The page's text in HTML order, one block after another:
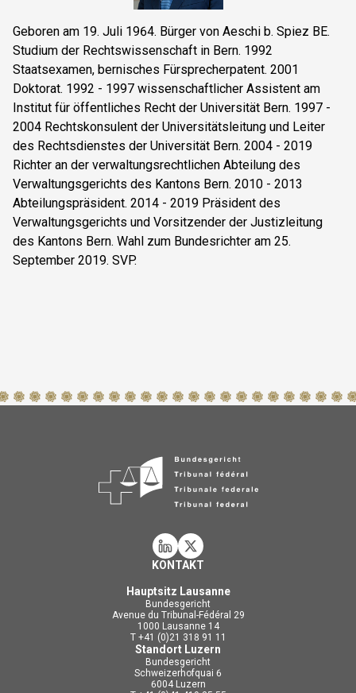
Geboren am 19. Juli 1964. Bürger von Aeschi b. Spiez BE.
Studium der Rechtswissenschaft in Bern. 1992
Staatsexamen, bernisches Fürsprecherpatent. 2001
Doktorat. 1992 - 1997 wissenschaftlicher Assistent am
Institut für öffentliches Recht der Universität Bern. 1997 -
2004 Rechtskonsulent der Universitätsleitung und Leiter
des Rechtsdienstes der Universität Bern. 2004 - 2019
Richter an der verwaltungsrechtlichen Abteilung des
Verwaltungsgerichts des Kantons Bern. 2010 - 2013
Abteilungspräsident. 2014 - 2019 Präsident des
Verwaltungsgerichts und Vorsitzender der Justizleitung
des Kantons Bern. Wahl zum Bundesrichter am 25.
September 2019. SVP.
KONTAKT
Hauptsitz Lausanne
Bundesgericht
Avenue du Tribunal-Fédéral 29
1000 Lausanne 14
T +41 (0)21 318 91 11
Standort Luzern
Bundesgericht
Schweizerhofquai 6
6004 Luzern